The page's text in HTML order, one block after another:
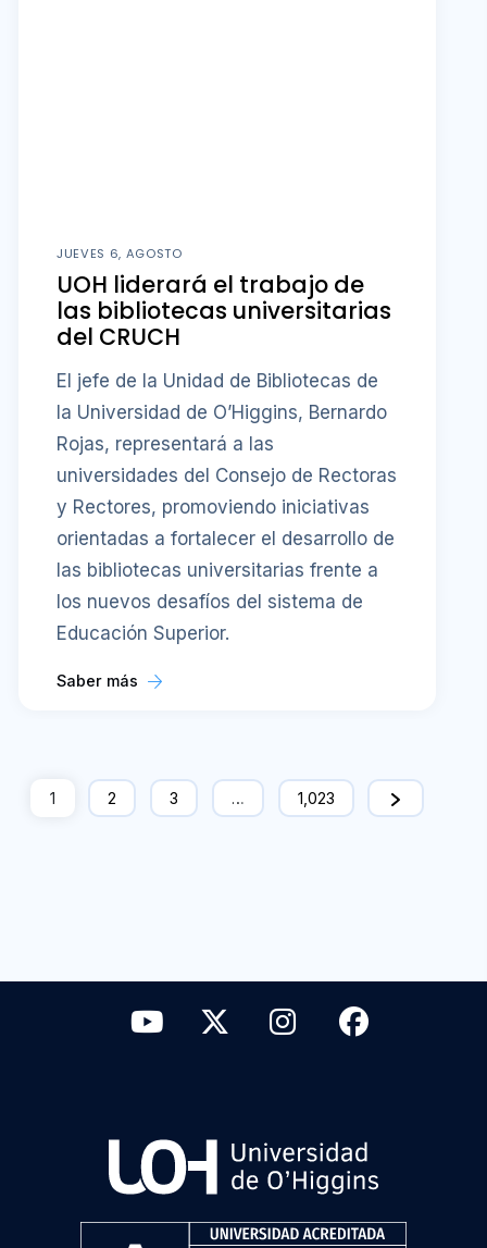
JUEVES 6, AGOSTO
UOH liderará el trabajo de
las bibliotecas universitarias
del CRUCH
El jefe de la Unidad de Bibliotecas de
la Universidad de O’Higgins, Bernardo
Rojas, representará a las
universidades del Consejo de Rectoras
y Rectores, promoviendo iniciativas
orientadas a fortalecer el desarrollo de
las bibliotecas universitarias frente a
los nuevos desafíos del sistema de
Educación Superior.
Saber más
1 2 3 … 1,023